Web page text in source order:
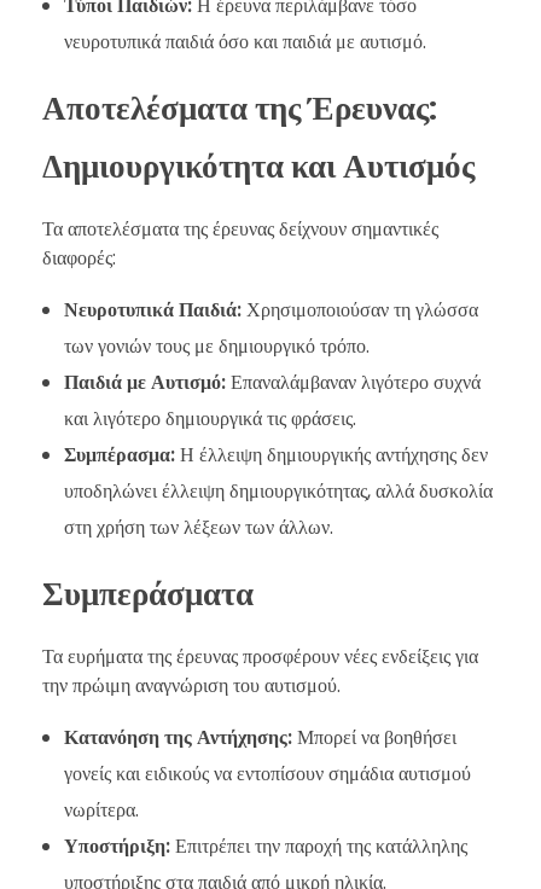
νευροτυπικά παιδιά όσο και παιδιά με αυτισμό.
Αποτελέσματα της Έρευνας:
Δημιουργικότητα και Αυτισμός
Τα αποτελέσματα της έρευνας δείχνουν σημαντικές
διαφορές:
Νευροτυπικά Παιδιά:Χρησιμοποιούσαν τη γλώσσα
των γονιών τους με δημιουργικό τρόπο.
Παιδιά με Αυτισμό:Επαναλάμβαναν λιγότερο συχνά
και λιγότερο δημιουργικά τις φράσεις.
Συμπέρασμα:Η έλλειψη δημιουργικής αντήχησης δεν
υποδηλώνει έλλειψη δημιουργικότητας, αλλά δυσκολία
στη χρήση των λέξεων των άλλων.
Συμπεράσματα
Τα ευρήματα της έρευνας προσφέρουν νέες ενδείξεις για
την πρώιμη αναγνώριση του αυτισμού.
Κατανόηση της Αντήχησης:Μπορεί να βοηθήσει
γονείς και ειδικούς να εντοπίσουν σημάδια αυτισμού
νωρίτερα.
Υποστήριξη:Επιτρέπει την παροχή της κατάλληλης
υποστήριξης στα παιδιά από μικρή ηλικία.